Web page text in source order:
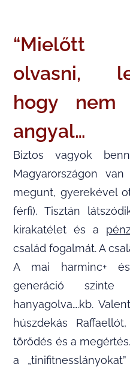
“Mielőtt
olvasni,
hogy nem
angyal…
Biztos vagyok
Magyarországon
megunt, gyerekével
férfi). Tisztán
kirakatélet és a
család fogalmát. A
A mai harminc+
generáció
hanyagolva….kb.
húszdekás
törődés és a
a